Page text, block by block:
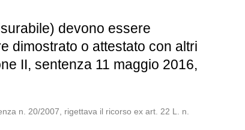
devono essere
dimostrato o attestato con altri
II, sentenza 11 maggio 2016,
n. 20/2007, rigettava il ricorso ex art. 22 L. n.